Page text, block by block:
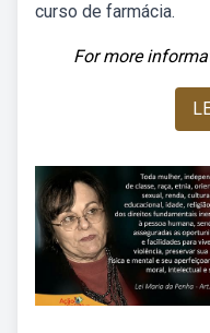
curso de farmácia.
For more